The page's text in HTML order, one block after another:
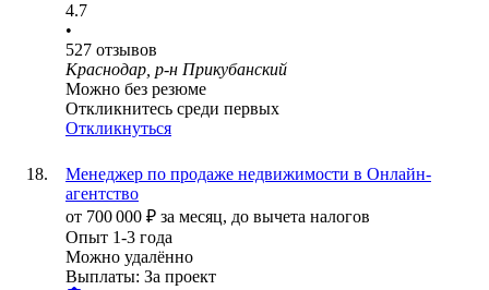
4.7
•
527 отзывов
Краснодар, р-н Прикубанский
Можно без резюме
Откликнитесь среди первых
Откликнуться
Менеджер по продаже недвижимости в Онлайн-
агентство
от 700 000 ₽ за месяц, до вычета налогов
Опыт 1-3 года
Можно удалённо
Выплаты: За проект